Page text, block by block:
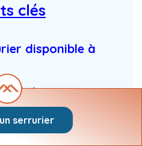
clés
disponible à
prix
pour faire la
serrurier